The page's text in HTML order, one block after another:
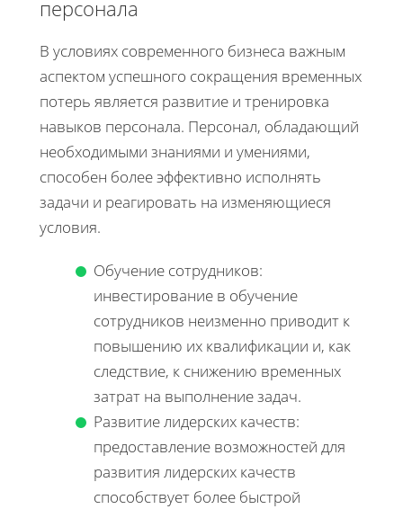
персонала
В условиях современного бизнеса важным
аспектом успешного сокращения временных
потерь является развитие и тренировка
навыков персонала. Персонал, обладающий
необходимыми знаниями и умениями,
способен более эффективно исполнять
задачи и реагировать на изменяющиеся
условия.
Обучение сотрудников:
инвестирование в обучение
сотрудников неизменно приводит к
повышению их квалификации и, как
следствие, к снижению временных
затрат на выполнение задач.
Развитие лидерских качеств:
предоставление возможностей для
развития лидерских качеств
способствует более быстрой